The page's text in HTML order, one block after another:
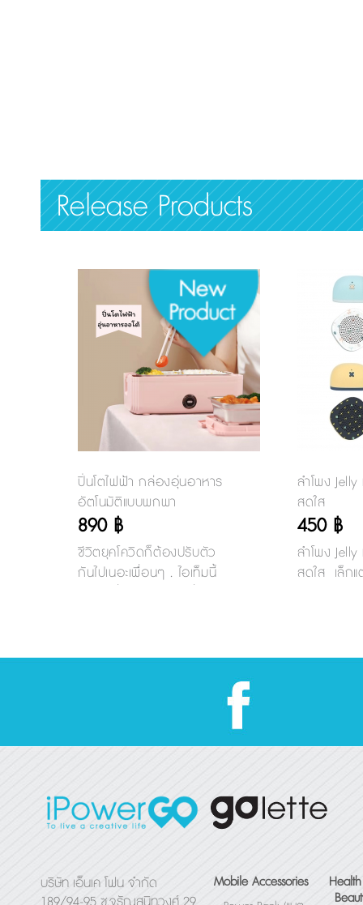
Release Products
ปิ่นโตไฟฟ้า กล่องอุ่นอาหาร
อัตโนมัติแบบพกพา
890 ฿
ชีวิตยุคโควิดก็ต้องปรับตัว
กันไปเนอะเพื่อนๆ . ไอเท็มนี้
เยอะๆ มันก็เสี่ยงอยู่นะ .
ลำโพง
สดใส
450 ฿
ลำโพง
สดใส เล็กแ
ยังเป็นรีโห
บริษัท เอ็นเค โฟน จำกัด
Mobile Accessories